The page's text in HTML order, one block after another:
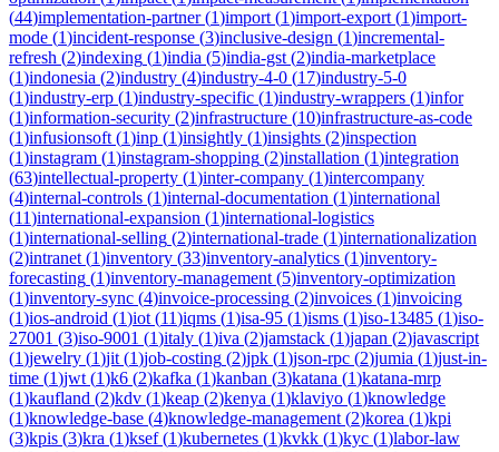
(44)implementation-partner(1)import (1)import-export (1)import-
mode (1)incident-response (3)inclusive-design (1)incremental-
refresh (2)indexing (1)india (5)india-gst (2)india-marketplace
(1)indonesia (2)industry (4)industry-4-0 (17)industry-5-0
(1)industry-erp (1)industry-specific (1)industry-wrappers (1)infor
(1)information-security (2)infrastructure (10)infrastructure-as-code
(1)infusionsoft (1)inp (1)insightly (1)insights (2)inspection
(1)instagram (1)instagram-shopping (2)installation (1)integration
(63)intellectual-property (1)inter-company (1)intercompany
(4)internal-controls (1)internal-documentation (1)international
(11)international-expansion (1)international-logistics
(1)international-selling (2)international-trade (1)internationalization
(2)intranet (1)inventory (33)inventory-analytics (1)inventory-
forecasting (1)inventory-management (5)inventory-optimization
(1)inventory-sync (4)invoice-processing (2)invoices (1)invoicing
(1)ios-android (1)iot (11)iqms (1)isa-95 (1)isms (1)iso-13485 (1)iso-
27001 (3)iso-9001 (1)italy (1)iva (2)jamstack (1)japan (2)javascript
(1)jewelry (1)jit (1)job-costing (2)jpk (1)json-rpc (2)jumia (1)just-in-
time (1)jwt (1)k6 (2)kafka (1)kanban (3)katana (1)katana-mrp
(1)kaufland (2)kdv (1)keap (2)kenya (1)klaviyo (1)knowledge
(1)knowledge-base (4)knowledge-management (2)korea (1)kpi
(3)kpis (3)kra (1)ksef(1)kubernetes (1)kvkk (1)kyc (1)labor-law